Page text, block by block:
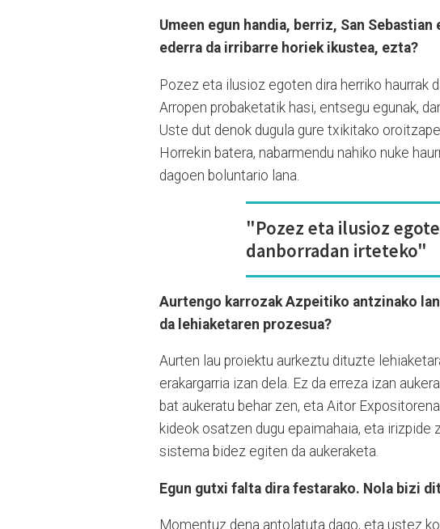
Umeen egun handia, berriz, San
ederra da irribarre horiek ikustea, ezta?
Pozez eta ilusioz egoten dira herriko haurrak
Arropen probaketatik hasi, entsegu egunak,
Uste dut denok dugula gure txikitako
Horrekin batera, nabarmendu nahiko nuke
dagoen boluntario lana.
"Pozez eta ilusioz
danborradan irteteko"
Aurtengo karrozak Azpeitiko antzinako
da lehiaketaren prozesua?
Aurten lau proiektu aurkeztu dituzte
erakargarria izan dela. Ez da erreza izan
bat aukeratu behar zen, eta Aitor
kideok osatzen dugu epaimahaia, eta
sistema bidez egiten da aukeraketa.
Egun gutxi falta dira festarako. Nola bizi
Momentuz dena antolatuta dago, eta ustez